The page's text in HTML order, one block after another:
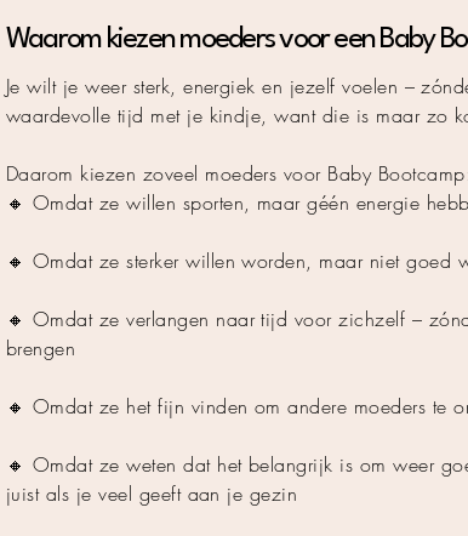
Waarom kiezen moeders voor een Baby
Je wilt je weer sterk, energiek en jezelf voelen –
waardevolle tijd met je kindje, want die is maar zo
Daarom kiezen zoveel moeders voor Baby
🔸 Omdat ze willen sporten, maar géén energie
🔸 Omdat ze sterker willen worden, maar niet goed
🔸 Omdat ze verlangen naar tijd voor zichzelf –
brengen
🔸 Omdat ze het fijn vinden om andere moeders te
🔸 Omdat ze weten dat het belangrijk is om weer
juist als je veel geeft aan je gezin